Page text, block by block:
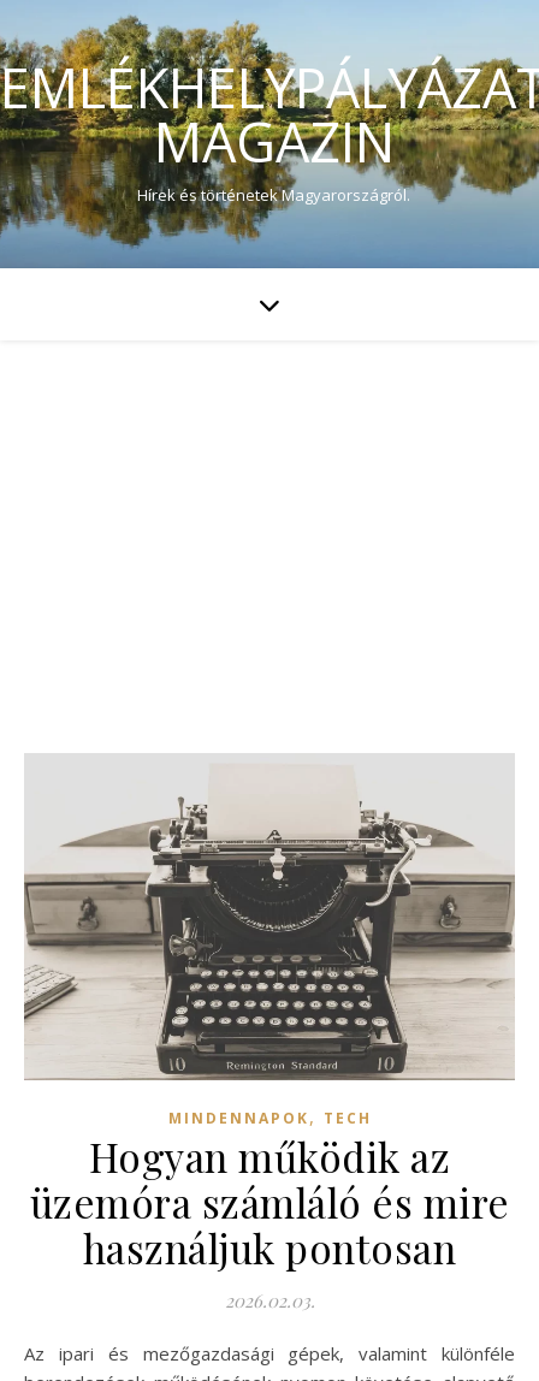
MAGAZIN
Hírek és történetek Magyarországról.
MINDENNAPOK, TECH
Hogyan működik az
üzemóra számláló és mire
használjuk pontosan
2026.02.03.
Az ipari és mezőgazdasági gépek, valamint különféle